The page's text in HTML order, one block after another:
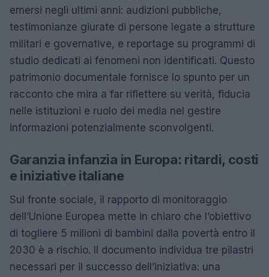
emersi negli ultimi anni: audizioni pubbliche,
testimonianze giurate di persone legate a strutture
militari e governative, e reportage su programmi di
studio dedicati ai fenomeni non identificati. Questo
patrimonio documentale fornisce lo spunto per un
racconto che mira a far riflettere su verità, fiducia
nelle istituzioni e ruolo dei media nel gestire
informazioni potenzialmente sconvolgenti.
Garanzia infanzia in Europa: ritardi, costi
e iniziative italiane
Sul fronte sociale, il rapporto di monitoraggio
dell’Unione Europea mette in chiaro che l’obiettivo
di togliere 5 milioni di bambini dalla povertà entro il
2030 è a rischio. Il documento individua tre pilastri
necessari per il successo dell’iniziativa: una